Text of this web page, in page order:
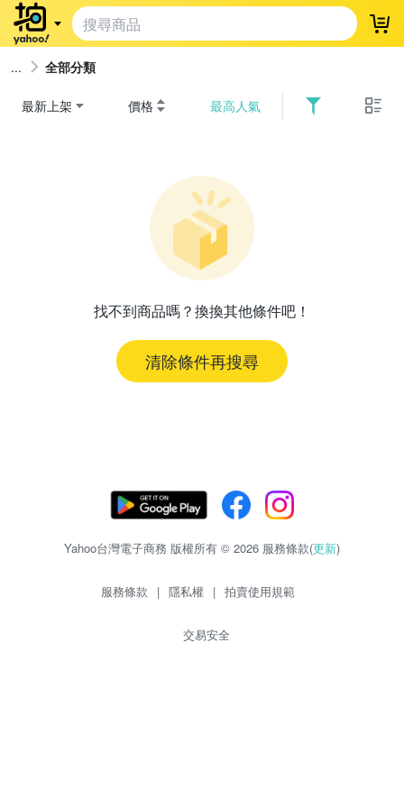
登
全部分類
最新上架 價格 最高人氣
找不到商品嗎？換換其他條件吧！
清除條件再搜尋
Yahoo台灣電子商務 版權所有 © 2026 服務條款(更新)
服務條款 | 隱私權 | 拍賣使用規範
交易安全